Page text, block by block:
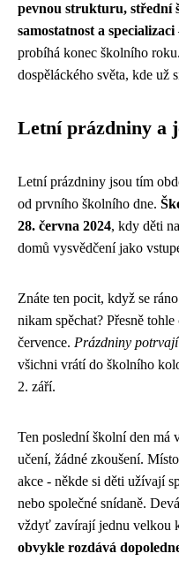
pevnou strukturu, střední
samostatnost a specializaci
probíhá konec školního
dospěláckého světa, kde už
Letní prázdniny a
Letní prázdniny jsou tím
od prvního školního dne.
28. června 2024, kdy děti
domů vysvědčení jako
Znáte ten pocit, když se
nikam spěchat? Přesně
července. Prázdniny
všichni vrátí do školního
2. září.
Ten poslední školní den má
učení, žádné zkoušení.
akce - někde si děti užívají
nebo společné snídaně.
vždyť zavírají jednu velkou
obvykle rozdává